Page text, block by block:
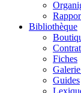
Bibliothèque
Fiches
Guides